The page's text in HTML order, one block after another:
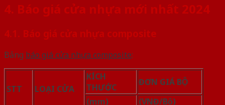
4. Báo giá cửa nhựa mới nhất 2024
4.1. Báo giá cửa nhựa composite
Bảng báo giá cửa nhựa composite:
STT LOẠI CỬA
KÍCH
THƯỚC
ĐƠN GIÁ BỘ
(mm)
(VNĐ/Bộ)